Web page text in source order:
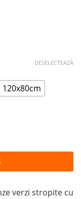
120x80cm
DESELECTEAZĂ
verzi stropite cu